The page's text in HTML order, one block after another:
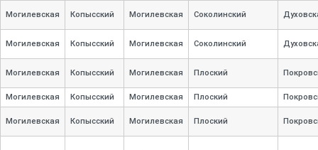
Могилевская Копысский Могилевская Соколинский
Могилевская Копысский Могилевская Соколинский
Могилевская Копысский Могилевская Плоский
Могилевская Копысский Могилевская Плоский
Могилевская Копысский Могилевская Плоский